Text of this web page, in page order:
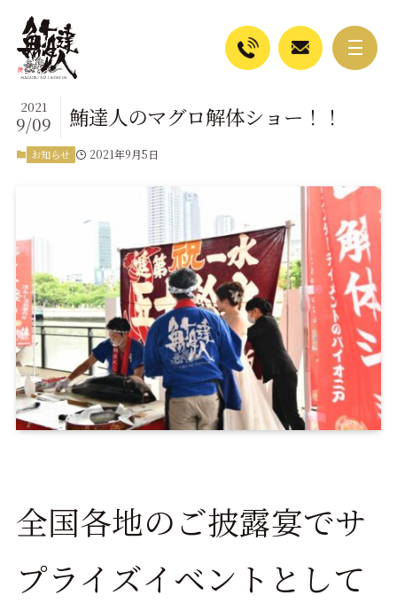
鮪達人のマグロ解体ショー！！
2021
9/09
お知らせ 2021年9月5日
全国各地のご披露宴でサ
プライズイベントとして